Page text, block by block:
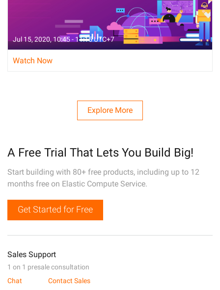
Jul 15, 2020, 10:45 - 11:15 UTC+7
Watch Now
Explore More
A Free Trial That Lets You Build Big!
Start building with 80+ free products, including up to 12
months free on Elastic Compute Service.
Get Started for Free
Sales Support
1 on 1 presale consultation
Chat
Contact Sales